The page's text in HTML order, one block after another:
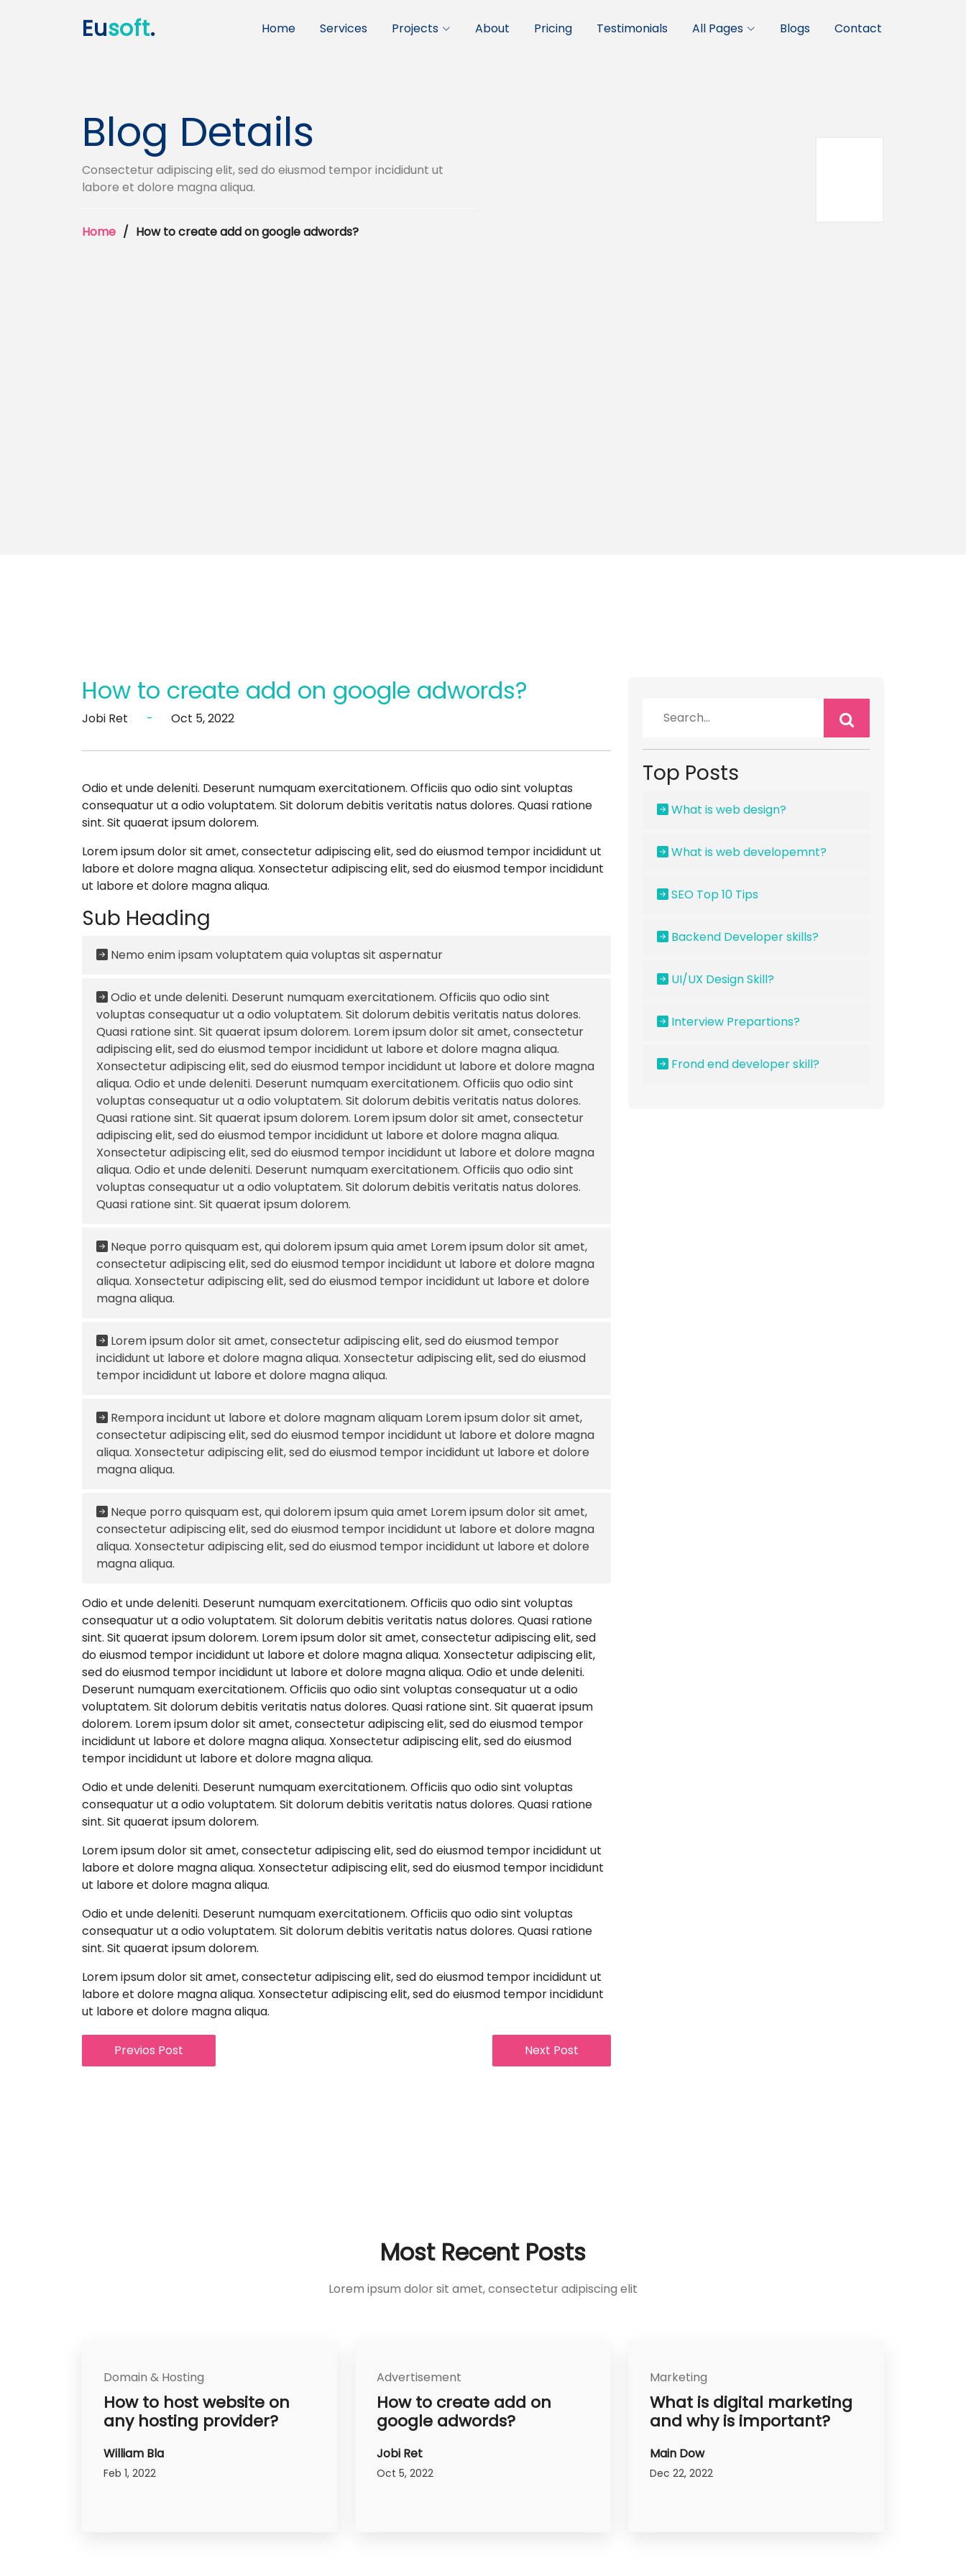
Eusoft. Home Services Projects About Pricing Testimonials All Pages Blogs Contact
Blog Details
Consectetur adipiscing elit, sed do eiusmod tempor incididunt ut
labore et dolore magna aliqua.
Home How to create add on google adwords?
How to create add on google adwords?
Jobi Ret - Oct 5, 2022
Odio et unde deleniti. Deserunt numquam exercitationem. Officiis quo odio sint voluptas
consequatur ut a odio voluptatem. Sit dolorum debitis veritatis natus dolores. Quasi ratione
sint. Sit quaerat ipsum dolorem.
Lorem ipsum dolor sit amet, consectetur adipiscing elit, sed do eiusmod tempor incididunt ut
labore et dolore magna aliqua. Xonsectetur adipiscing elit, sed do eiusmod tempor incididunt
ut labore et dolore magna aliqua.
Sub Heading
Nemo enim ipsam voluptatem quia voluptas sit aspernatur
Odio et unde deleniti. Deserunt numquam exercitationem. Officiis quo odio sint
voluptas consequatur ut a odio voluptatem. Sit dolorum debitis veritatis natus dolores.
Quasi ratione sint. Sit quaerat ipsum dolorem. Lorem ipsum dolor sit amet, consectetur
adipiscing elit, sed do eiusmod tempor incididunt ut labore et dolore magna aliqua.
Xonsectetur adipiscing elit, sed do eiusmod tempor incididunt ut labore et dolore magna
aliqua. Odio et unde deleniti. Deserunt numquam exercitationem. Officiis quo odio sint
voluptas consequatur ut a odio voluptatem. Sit dolorum debitis veritatis natus dolores.
Quasi ratione sint. Sit quaerat ipsum dolorem. Lorem ipsum dolor sit amet, consectetur
adipiscing elit, sed do eiusmod tempor incididunt ut labore et dolore magna aliqua.
Xonsectetur adipiscing elit, sed do eiusmod tempor incididunt ut labore et dolore magna
aliqua. Odio et unde deleniti. Deserunt numquam exercitationem. Officiis quo odio sint
voluptas consequatur ut a odio voluptatem. Sit dolorum debitis veritatis natus dolores.
Quasi ratione sint. Sit quaerat ipsum dolorem.
Neque porro quisquam est, qui dolorem ipsum quia amet Lorem ipsum dolor sit amet,
consectetur adipiscing elit, sed do eiusmod tempor incididunt ut labore et dolore magna
aliqua. Xonsectetur adipiscing elit, sed do eiusmod tempor incididunt ut labore et dolore
magna aliqua.
Lorem ipsum dolor sit amet, consectetur adipiscing elit, sed do eiusmod tempor
incididunt ut labore et dolore magna aliqua. Xonsectetur adipiscing elit, sed do eiusmod
tempor incididunt ut labore et dolore magna aliqua.
Rempora incidunt ut labore et dolore magnam aliquam Lorem ipsum dolor sit amet,
consectetur adipiscing elit, sed do eiusmod tempor incididunt ut labore et dolore magna
aliqua. Xonsectetur adipiscing elit, sed do eiusmod tempor incididunt ut labore et dolore
magna aliqua.
Neque porro quisquam est, qui dolorem ipsum quia amet Lorem ipsum dolor sit amet,
consectetur adipiscing elit, sed do eiusmod tempor incididunt ut labore et dolore magna
aliqua. Xonsectetur adipiscing elit, sed do eiusmod tempor incididunt ut labore et dolore
magna aliqua.
Odio et unde deleniti. Deserunt numquam exercitationem. Officiis quo odio sint voluptas
consequatur ut a odio voluptatem. Sit dolorum debitis veritatis natus dolores. Quasi ratione
sint. Sit quaerat ipsum dolorem. Lorem ipsum dolor sit amet, consectetur adipiscing elit, sed
do eiusmod tempor incididunt ut labore et dolore magna aliqua. Xonsectetur adipiscing elit,
sed do eiusmod tempor incididunt ut labore et dolore magna aliqua. Odio et unde deleniti.
Deserunt numquam exercitationem. Officiis quo odio sint voluptas consequatur ut a odio
voluptatem. Sit dolorum debitis veritatis natus dolores. Quasi ratione sint. Sit quaerat ipsum
dolorem. Lorem ipsum dolor sit amet, consectetur adipiscing elit, sed do eiusmod tempor
incididunt ut labore et dolore magna aliqua. Xonsectetur adipiscing elit, sed do eiusmod
tempor incididunt ut labore et dolore magna aliqua.
Odio et unde deleniti. Deserunt numquam exercitationem. Officiis quo odio sint voluptas
consequatur ut a odio voluptatem. Sit dolorum debitis veritatis natus dolores. Quasi ratione
sint. Sit quaerat ipsum dolorem.
Lorem ipsum dolor sit amet, consectetur adipiscing elit, sed do eiusmod tempor incididunt ut
labore et dolore magna aliqua. Xonsectetur adipiscing elit, sed do eiusmod tempor incididunt
ut labore et dolore magna aliqua.
Odio et unde deleniti. Deserunt numquam exercitationem. Officiis quo odio sint voluptas
consequatur ut a odio voluptatem. Sit dolorum debitis veritatis natus dolores. Quasi ratione
sint. Sit quaerat ipsum dolorem.
Lorem ipsum dolor sit amet, consectetur adipiscing elit, sed do eiusmod tempor incididunt ut
labore et dolore magna aliqua. Xonsectetur adipiscing elit, sed do eiusmod tempor incididunt
ut labore et dolore magna aliqua.
Previos Post Next Post
Top Posts
What is web design?
What is web developemnt?
SEO Top 10 Tips
Backend Developer skills?
UI/UX Design Skill?
Interview Prepartions?
Frond end developer skill?
Most Recent Posts
Lorem ipsum dolor sit amet, consectetur adipiscing elit
Domain & Hosting
How to host website on
any hosting provider?
William Bla
Feb 1, 2022
Advertisement
How to create add on
google adwords?
Jobi Ret
Oct 5, 2022
Marketing
What is digital marketing
and why is important?
Main Dow
Dec 22, 2022